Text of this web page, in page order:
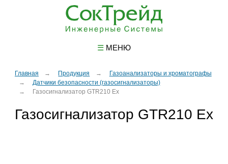
☰МЕНЮ
Главная Продукция
Газоанализаторы и хроматографы
Датчики безопасности (газосигнализаторы)
Газосигнализатор GTR210 Ex
Газосигнализатор GTR210 Ex